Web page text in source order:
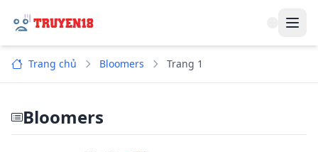
Trang chủ Bloomers Trang 1
Bloomers